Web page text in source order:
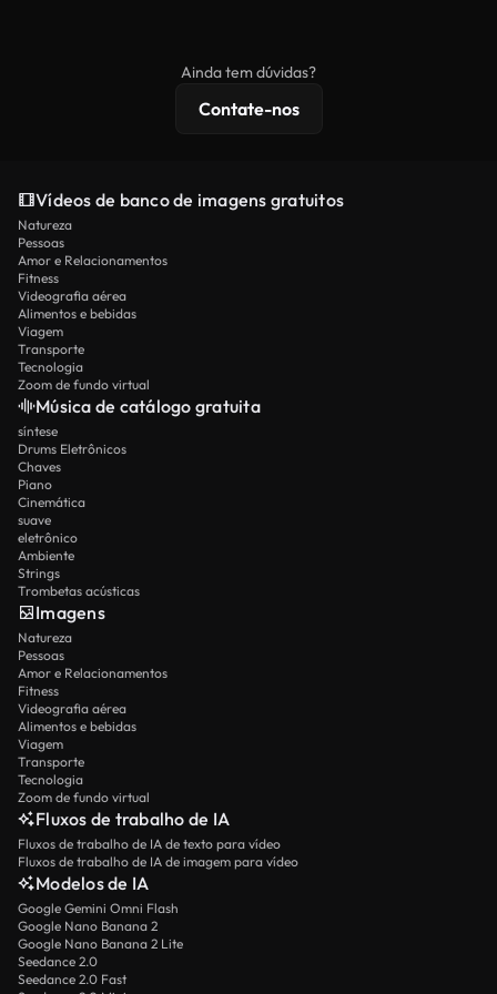
licenciamento estendidas.
Ainda tem dúvidas?
Contate-nos
Vídeos de banco de imagens gratuitos
Natureza
Pessoas
Amor e Relacionamentos
Fitness
Videografia aérea
Alimentos e bebidas
Viagem
Transporte
Tecnologia
Zoom de fundo virtual
Música de catálogo gratuita
síntese
Drums Eletrônicos
Chaves
Piano
Cinemática
suave
eletrônico
Ambiente
Strings
Trombetas acústicas
Imagens
Natureza
Pessoas
Amor e Relacionamentos
Fitness
Videografia aérea
Alimentos e bebidas
Viagem
Transporte
Tecnologia
Zoom de fundo virtual
Fluxos de trabalho de IA
Fluxos de trabalho de IA de texto para vídeo
Fluxos de trabalho de IA de imagem para vídeo
Modelos de IA
Google Gemini Omni Flash
Google Nano Banana 2
Google Nano Banana 2 Lite
Seedance 2.0
Seedance 2.0 Fast